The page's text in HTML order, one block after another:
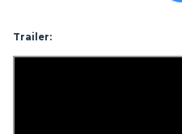
Trailer: